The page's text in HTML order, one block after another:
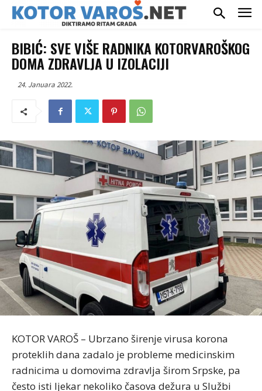
BIBIĆ: SVE VIŠE RADNIKA KOTORVAROŠKOG
DOMA ZDRAVLJA U IZOLACIJI
24. Januara 2022.
KOTOR VAROŠ – Ubrzano širenje virusa korona
proteklih dana zadalo je probleme medicinskim
radnicima u domovima zdravlja širom Srpske, pa
često isti ljekar nekoliko časova dežura u Službi